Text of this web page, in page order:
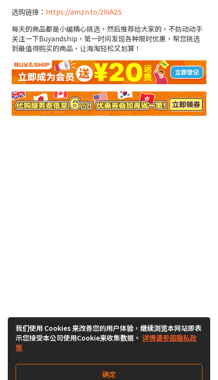
选购链接： https://amzn.to/2IiiA25
每天的商品都是小编精心挑选，然后推荐给大家的，不妨动动手
关注一下Buyandship，第一时间发现各种限时优惠，帮您挑选
到最值得购买的商品，让海淘轻松又划算！
我们使用 Cookies 来改善您的用户体验，继续浏览本网站即表
示您接受本公司使用Cookie来收集数据。 详情请参阅隐私政
策
确定